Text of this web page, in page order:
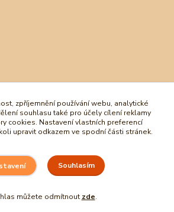
na Eshop-rychle.cz
zpříjemnění používání webu, analytické
souhlasu také pro účely cílení reklamy
cookies. Nastavení vlastních preferencí
upravit odkazem ve spodní části stránek.
Souhlasím
můžete odmítnout zde.